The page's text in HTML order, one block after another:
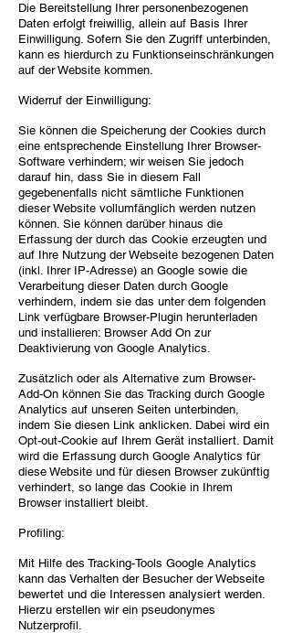
Die Bereitstellung Ihrer personenbezogenen
Daten erfolgt freiwillig, allein auf Basis Ihrer
Einwilligung. Sofern Sie den Zugriff unterbinden,
kann es hierdurch zu Funktionseinschränkungen
auf der Website kommen.
Widerruf der Einwilligung:
Sie können die Speicherung der Cookies durch
eine entsprechende Einstellung Ihrer Browser-
Software verhindern; wir weisen Sie jedoch
darauf hin, dass Sie in diesem Fall
gegebenenfalls nicht sämtliche Funktionen
dieser Website vollumfänglich werden nutzen
können. Sie können darüber hinaus die
Erfassung der durch das Cookie erzeugten und
auf Ihre Nutzung der Webseite bezogenen Daten
(inkl. Ihrer IP-Adresse) an Google sowie die
Verarbeitung dieser Daten durch Google
verhindern, indem sie das unter dem folgenden
Link verfügbare Browser-Plugin herunterladen
und installieren: Browser Add On zur
Deaktivierung von Google Analytics.
Zusätzlich oder als Alternative zum Browser-
Add-On können Sie das Tracking durch Google
Analytics auf unseren Seiten unterbinden,
indem Sie diesen Link anklicken. Dabei wird ein
Opt-out-Cookie auf Ihrem Gerät installiert. Damit
wird die Erfassung durch Google Analytics für
diese Website und für diesen Browser zukünftig
verhindert, so lange das Cookie in Ihrem
Browser installiert bleibt.
Profiling:
Mit Hilfe des Tracking-Tools Google Analytics
kann das Verhalten der Besucher der Webseite
bewertet und die Interessen analysiert werden.
Hierzu erstellen wir ein pseudonymes
Nutzerprofil.